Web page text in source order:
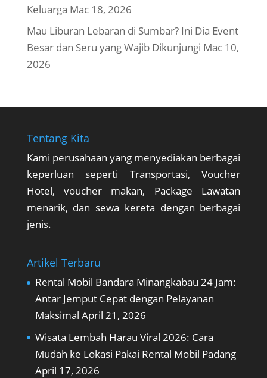
Keluarga Mac 18, 2026
Mau Liburan Lebaran di Sumbar? Ini Dia Event
Besar dan Seru yang Wajib Dikunjungi Mac 10,
2026
Tentang Kita
Kami perusahaan yang menyediakan berbagai
keperluan seperti Transportasi, Voucher
Hotel, voucher makan, Package Lawatan
menarik, dan sewa kereta dengan berbagai
jenis.
Artikel Terbaru
Rental Mobil Bandara Minangkabau 24 Jam:
Antar Jemput Cepat dengan Pelayanan
Maksimal April 21, 2026
Wisata Lembah Harau Viral 2026: Cara
Mudah ke Lokasi Pakai Rental Mobil Padang
April 17, 2026